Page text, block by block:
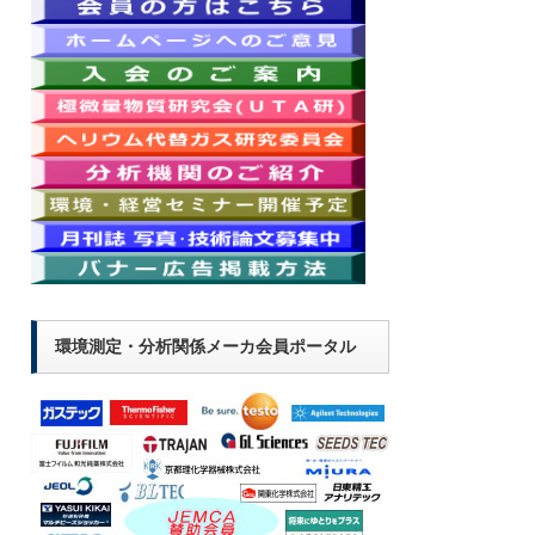
環境測定・分析関係メーカ会員ポータル